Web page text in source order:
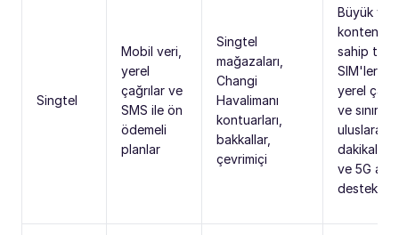
Singtel
Mobil veri,
yerel
çağrılar ve
SMS ile ön
ödemeli
planlar
Singtel
mağazaları,
Changi
Havalimanı
kontuarları,
bakkallar,
çevrimiçi
Büyük veri
sahip
SIM'leri
yerel
ve sınırlı
dakikalar;
ve 5G
destekler.